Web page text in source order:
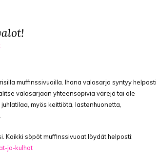
muffinssivuoilla. Ihana valosarja syntyy helposti
valosarjaan yhteensopivia värejä tai ole
myös keittiötä, lastenhuonetta,
Kaikki söpöt muffinssivuoat löydät helposti:
ja-kulhot